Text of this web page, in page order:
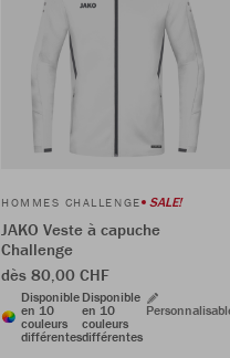
HOMMES CHALLENGE SALE!
JAKO Veste à capuche
Challenge
dès 80,00 CHF
Disponible
en 10
couleurs
différentes
Disponible
en 10
couleurs
différentes